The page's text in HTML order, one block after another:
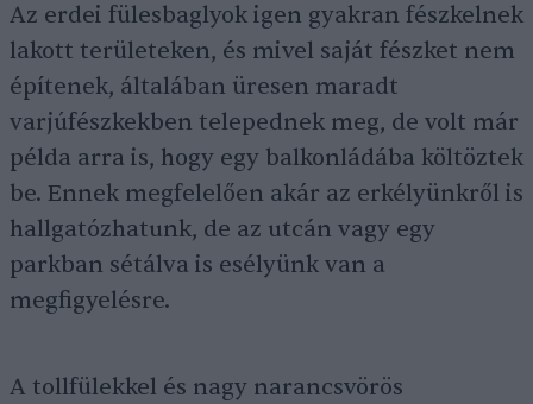
Az erdei fülesbaglyok igen gyakran fészkelnek
lakott területeken, és mivel saját fészket nem
építenek, általában üresen maradt
varjúfészkekben telepednek meg, de volt már
példa arra is, hogy egy balkonládába költöztek
be. Ennek megfelelően akár az erkélyünkről is
hallgatózhatunk, de az utcán vagy egy
parkban sétálva is esélyünk van a
megfigyelésre.
A tollfülekkel és nagy narancsvörös